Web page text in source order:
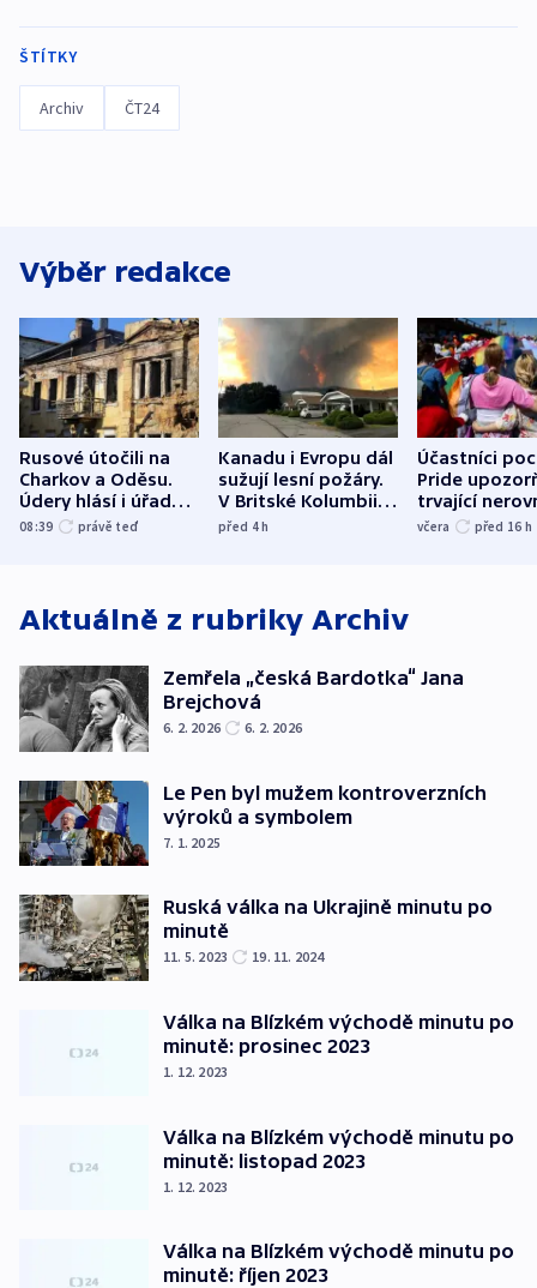
ŠTÍTKY
Archiv ČT24
Výběr redakce
Rusové útočili na
Charkov a Oděsu.
Údery hlásí i úřady v
Bělgorodu
08:39 právě teď
Kanadu i Evropu dál
sužují lesní požáry.
V Britské Kolumbii
evakuovali tisíce lidí
před 4h
Účastníci
Pride
trvající
včera před 16 h
Aktuálně z rubriky Archiv
Zemřela „česká Bardotka“ Jana
Brejchová
6. 2. 2026 6. 2. 2026
Le Pen byl mužem kontroverzních
výroků a symbolem
7. 1. 2025
Ruská válka na Ukrajině minutu po
minutě
11. 5. 2023 19. 11. 2024
Válka na Blízkém východě minutu po
minutě: prosinec 2023
1. 12. 2023
Válka na Blízkém východě minutu po
minutě: listopad 2023
1. 12. 2023
Válka na Blízkém východě minutu po
minutě: říjen 2023